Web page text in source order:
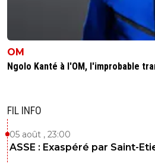
OM
Ngolo Kanté à l'OM, l'improbable
FIL INFO
05 août , 23:00
ASSE : Exaspéré par Saint-